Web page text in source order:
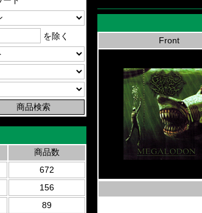
を除く
商品数
672
156
89
Front